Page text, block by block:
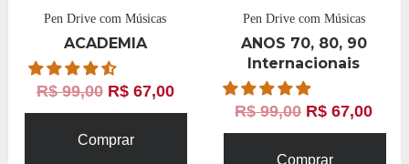
Pen Drive com Músicas
ACADEMIA
R$99,00 R$67,00
Comprar
Pen Drive com Músicas
ANOS 70, 80, 90
Internacionais
R$99,00 R$ 67,00
Comprar